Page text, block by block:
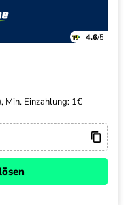
4.6/5
Min. Einzahlung: 1€